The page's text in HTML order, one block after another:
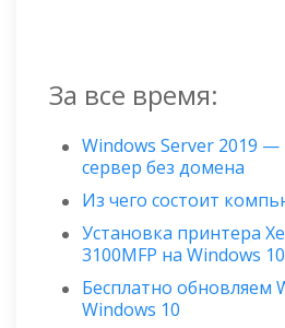
За все время:
Windows Server 2019
сервер без домена
Из чего состоит
Установка принтера
3100MFP на Windows 10
Бесплатно обновляем
Windows 10